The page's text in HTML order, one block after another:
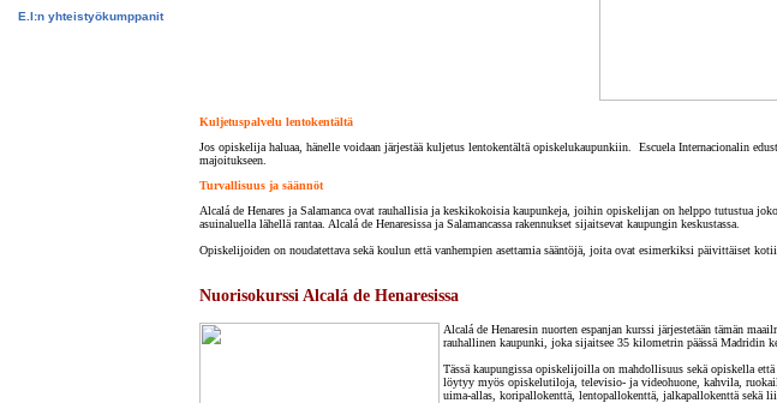
E.I:n yhteistyökumppanit
Kuljetuspalvelu lentokentältä
Jos opiskelija haluaa, hänelle voidaan järjestää kuljetus lentokentältä opiskelukaupunkiin. Escuela Internacionalin
majoitukseen.
Turvallisuus ja säännöt
Alcalá de Henares ja Salamanca ovat rauhallisia ja keskikokoisia kaupunkeja, joihin opiskelijan on helppo tutustua
asuinaluella lähellä rantaa. Alcalá de Henaresissa ja Salamancassa rakennukset sijaitsevat kaupungin keskustassa.
Opiskelijoiden on noudatettava sekä koulun että vanhempien asettamia sääntöjä, joita ovat esimerkiksi päivittäiset
Nuorisokurssi Alcalá de Henaresissa
Alcalá de Henaresin nuorten espanjan kurssi järjestetään tämän
rauhallinen kaupunki, joka sijaitsee 35 kilometrin päässä Madridin
Tässä kaupungissa opiskelijoilla on mahdollisuus sekä opiskella
löytyy myös opiskelutiloja, televisio- ja videohuone, kahvila,
uima-allas, koripallokenttä, lentopallokenttä, jalkapallokenttä sekä